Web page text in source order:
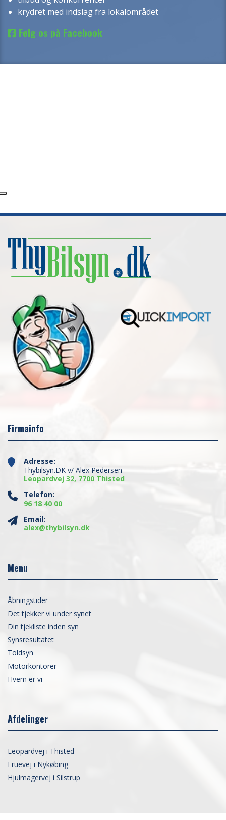
krydret med indslag fra lokalområdet
Følg os på Facebook
Firmainfo
Adresse:
Thybilsyn.DK v/ Alex Pedersen
Leopardvej 32, 7700 Thisted
Telefon:
96 18 40 00
Email:
alex@thybilsyn.dk
Menu
Åbningstider
Det tjekker vi under synet
Din tjekliste inden syn
Synsresultatet
Toldsyn
Motorkontorer
Hvem er vi
Afdelinger
Leopardvej i Thisted
Fruevej i Nykøbing
Hjulmagervej i Silstrup